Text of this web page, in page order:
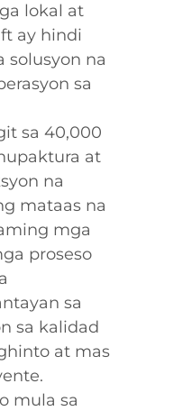
lokal at
ay hindi
solusyon na
sa
sa 40,000
at
na
mataas na
mga
proseso
sa
sa kalidad
at mas
mula sa